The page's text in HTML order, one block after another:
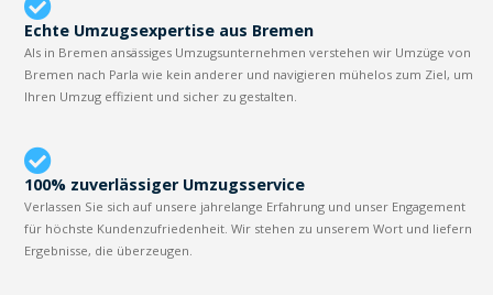
Echte Umzugsexpertise aus Bremen
Als in Bremen ansässiges Umzugsunternehmen verstehen wir Umzüge von
Bremen nach Parla wie kein anderer und navigieren mühelos zum Ziel, um
Ihren Umzug effizient und sicher zu gestalten.
100% zuverlässiger Umzugsservice
Verlassen Sie sich auf unsere jahrelange Erfahrung und unser Engagement
für höchste Kundenzufriedenheit. Wir stehen zu unserem Wort und liefern
Ergebnisse, die überzeugen.